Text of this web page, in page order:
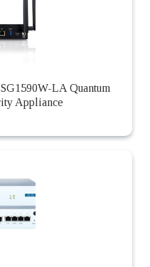
LA Quantum
Appliance